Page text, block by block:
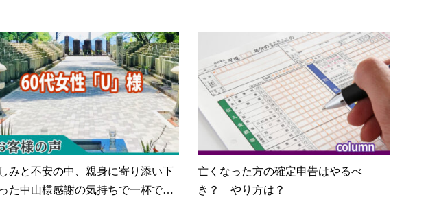
みと不安の中、親身に寄り添い下
た中山様感謝の気持ちで一杯で…
亡くなった方の確定申告はやるべ
き？ やり方は？